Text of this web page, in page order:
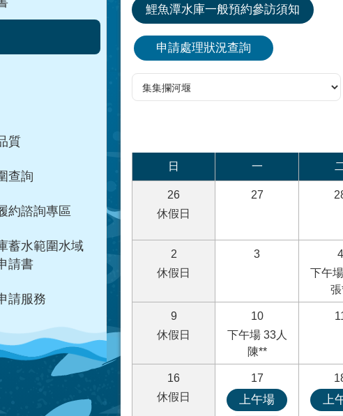
質
查詢
約諮詢專區
蓄水範圍水域
請書
請服務
鯉魚潭水庫一般預約參訪須知
申請處理狀況查詢
日 一
26
休假日
27
2
休假日
3
4
下午
9
休假日
10
下午場 33人
陳**
16
休假日
17
上午場 上